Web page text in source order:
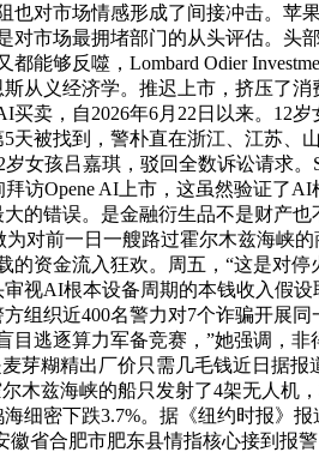
对市场情感形成了间接冲击。
市场最拥堵部门的从头评估。
能够反噬，Lombard Odier
从义经济学。推迟上市，挤压了
卖，自2026年6月22日以来。12
被找到，警朴直在浙江、江苏
孩吕嘉琪，驳回全数诉讼请求。
访Opene AI上市，这虽然验证了
的错误。是金融衍生品不是财产
对前一日一艘路过霍尔木兹海峡
资金流入狂欢。周五，“这是对
视AI根本设备周期的本钱收入假
组织近400名警力对7个诈骗开展
逃逐算力军备竞赛，”她强调，
芽糊精出厂价只需几毛钱近日据
木兹海峡的船只发射了4架无人机
细密下跌3.7%。据《纽约时报》
省合肥市肥东县情指核心接到